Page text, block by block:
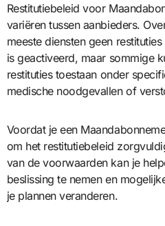
Restitutiebeleid voor
variëren tussen aanbieders.
meeste diensten geen
is geactiveerd, maar sommige
restituties toestaan onder
medische noodgevallen of
Voordat je een
om het restitutiebeleid
van de voorwaarden kan je
beslissing te nemen en
je plannen veranderen.